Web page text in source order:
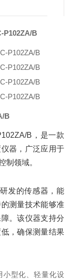
P102ZA/B
B
B，是一款
器，广泛应用于
制领域。
发的传感器，能
测量技术能够准
。该仪器支持分
，确保测量结果
小型化、轻量化设